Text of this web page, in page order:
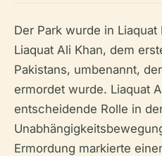
Der Park wurde in Liaquat
Liaquat Ali Khan, dem
Pakistans, umbenannt,
ermordet wurde. Liaquat
entscheidende Rolle in
Ermordung markierte